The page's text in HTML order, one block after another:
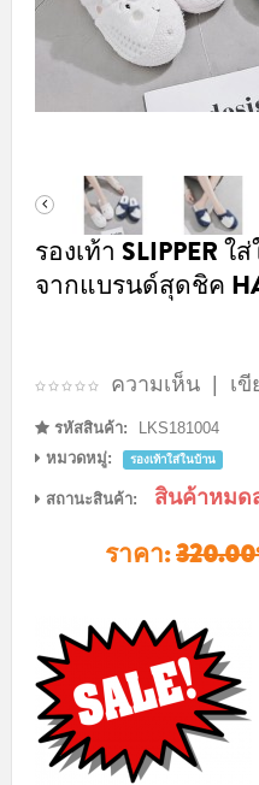
รองเท้า SLIPPER
จากแบรนด์สุดชิค
ความเห็น | เ
รหัสสินค้า:
LKS181004
หมวดหมู่:
รองเท้าใส่ในบ้าน
สถานะสินค้า: สินค้าหมด
ราคา: